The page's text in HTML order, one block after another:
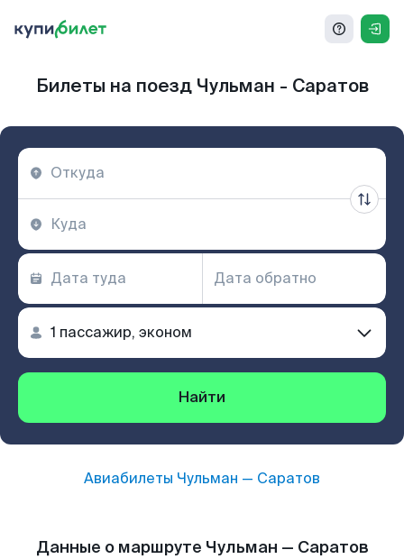
Билеты на поезд Чульман - Саратов
Найти
Авиабилеты Чульман — Саратов
Данные о маршруте Чульман — Саратов